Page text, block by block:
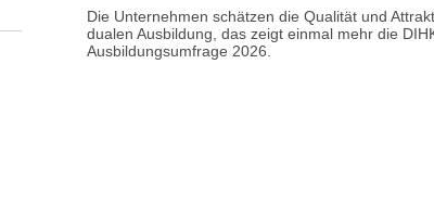
Die Unternehmen schätzen die Qualität und
dualen Ausbildung, das zeigt einmal mehr die
Ausbildungsumfrage 2026.